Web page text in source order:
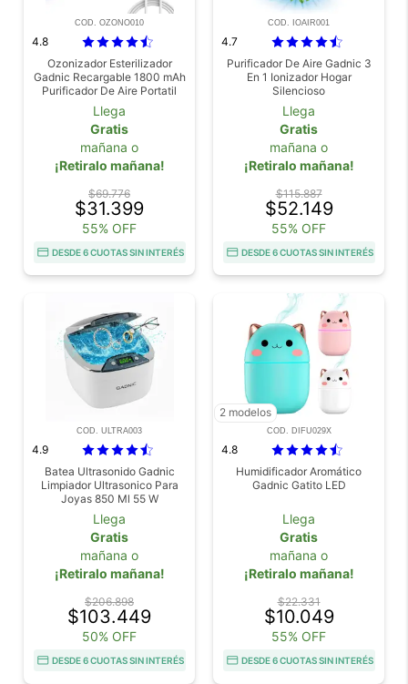
COD. OZONO010
4.8
Ozonizador Esterilizador
Gadnic Recargable 1800 mAh
Purificador De Aire Portatil
Generador De Ozono USB
Para Hogar Auto Y Heladera
Llega
Gratis
mañana o
¡Retiralo mañana!
$69.776
$31.399
55% OFF
DESDE 6 CUOTAS SIN INTERÉS
COD. IOAIR001
4.7
Purificador De Aire Gadnic 3
En 1 Ionizador Hogar
Silencioso
Llega
Gratis
mañana o
¡Retiralo mañana!
$115.887
$52.149
55% OFF
DESDE 6 CUOTAS SIN INTERÉS
COD. ULTRA003
4.9
Batea Ultrasonido Gadnic
Limpiador Ultrasonico Para
Joyas 850 Ml 55 W
Temporizador Digital
Llega
Gratis
mañana o
¡Retiralo mañana!
$206.898
$103.449
50% OFF
DESDE 6 CUOTAS SIN INTERÉS
2 modelos
COD. DIFU029X
4.8
Humidificador Aromático
Gadnic Gatito LED
Llega
Gratis
mañana o
¡Retiralo mañana!
$22.331
$10.049
55% OFF
DESDE 6 CUOTAS SIN INTERÉS